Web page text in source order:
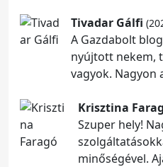
Tivadar Gálfi
A Gazdabolt
nyújtott nekem,
vagyok. Nagyon
Krisztina
Szuper hely!
minőségével.